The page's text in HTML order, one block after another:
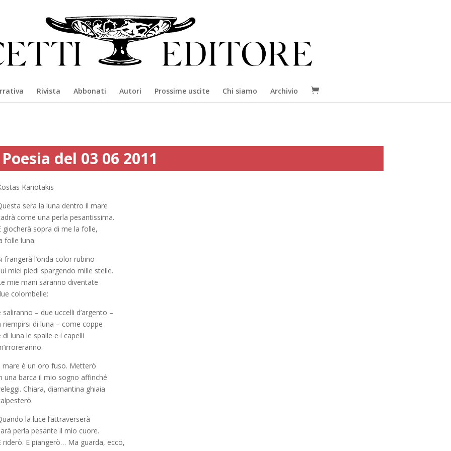
Rivista Abbonati Autori Prossime uscite Chi siamo Archivio
Poesia del 03 06 2011
Kariotakis
sera la luna dentro il mare
come una perla pesantissima.
giocherà sopra di me la folle,
folle luna.
frangerà l’onda color rubino
miei piedi spargendo mille stelle.
mie mani saranno diventate
colombelle:
saliranno – due uccelli d’argento –
riempirsi di luna – come coppe
di luna le spalle e i capelli
mare è un oro fuso. Metterò
una barca il mio sogno affinché
Chiara, diamantina ghiaia
la luce l’attraverserà
perla pesante il mio cuore.
riderò. E piangerò… Ma guarda, ecco,